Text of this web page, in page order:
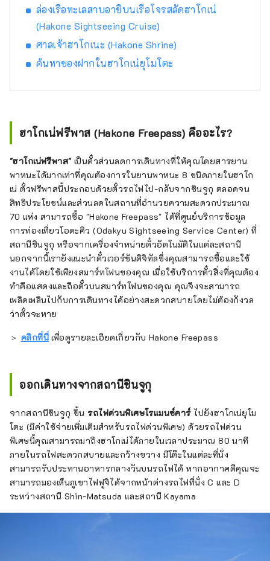
ล่องเรือทะเลสาบอาชิบนเรือโจรสลัดฮาโกเน่
(Hakone Sightseeing Cruise)
ศาลเจ้าฮาโกเนะ (Hakone Shrine)
ค้นหาของฝากในฮาโกเน่ยุโมโตะ
ฮาโกเน่ฟรีพาส (Hakone Freepass) คืออะไร?
"ฮาโกเน่ฟรีพาส"เป็นตั๋วส่วนลดการเดินทางที่ให้คุณโดยสารยาน
พาหนะได้มากเท่าที่คุณต้องการในยานพาหนะ 8 ชนิดภายในฮาโก
เน่ ตั๋วฟรีพาสนี้ประกอบด้วยตั๋วรถไฟไป-กลับจากชินจูกุ ตลอดจน
สิทธิประโยชน์และส่วนลดในสถานที่อำนวยความสะดวกประมาณ
70 แห่ง สามารถซื้อ "Hakone Freepass" ได้ที่ศูนย์บริการข้อมูล
การท่องเที่ยวโอดะคิว (Odakyu Sightseeing Service Center) ที่
สถานีชินจูกุ หรือจากเครื่องจำหน่ายตั๋วอัตโนมัติในแต่ละสถานี
นอกจากนี้เรายังแนะนำตั๋วเวอร์ชันดิจิทัลซึ่งคุณสามารถซื้อและใช้
งานได้โดยใช้เพียงสมาร์ทโฟนของคุณ เมื่อใช้บริการตั๋วสิ่งที่คุณต้อง
ทำคือแสดงและถือตั๋วบนสมาร์ทโฟนของคุณ คุณจึงจะสามารถ
เพลิดเพลินไปกับการเดินทางได้อย่างสะดวกสบายโดยไม่ต้องกังวล
ว่าตั๋วจะหาย
＞ คลิกที่นี่เพื่อดูรายละเอียดเกี่ยวกับ Hakone Freepass
ออกเดินทางจากสถานีชินจูกุ
จากสถานีชินจูกุ ขึ้น รถไฟด่วนพิเศษโรแมนซ์คาร์ไปยังฮาโกเน่ยุโม
โตะ (มีค่าใช้จ่ายเพิ่มเติมสำหรับรถไฟด่วนพิเศษ) ด้วยรถไฟด่วน
พิเศษนี้คุณสามารถมาถึงฮาโกเน่ได้ภายในเวลาประมาณ 80 นาที
ภายในรถไฟสะดวกสบายและกว้างขวาง มีโต๊ะในแต่ละที่นั่ง
สามารถรับประทานอาหารกลางวันบนรถไฟได้ หากอากาศดีคุณจะ
สามารถมองเห็นภูเขาไฟฟูจิได้จากหน้าต่างรถไฟที่นั่ง C และ D
ระหว่างสถานี Shin-Matsuda และสถานี Kayama